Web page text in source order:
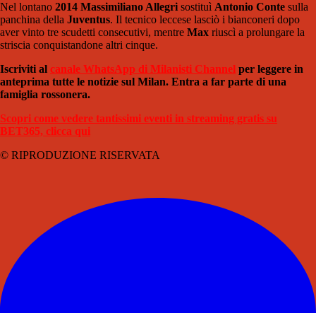
Nel lontano 2014 Massimiliano Allegrisostituì Antonio Conte sulla
panchina della Juventus. Il tecnico leccese lasciò i bianconeri dopo
aver vinto tre scudetti consecutivi, mentre Max riuscì a prolungare la
striscia conquistandone altri cinque.
Iscriviti al canale WhatsApp di Milanisti Channel per leggere in
anteprima tutte le notizie sul Milan. Entra a far parte di una
famiglia rossonera.
Scopri come vedere tantissimi eventi in streaming gratis su
BET365, clicca qui
© RIPRODUZIONE RISERVATA